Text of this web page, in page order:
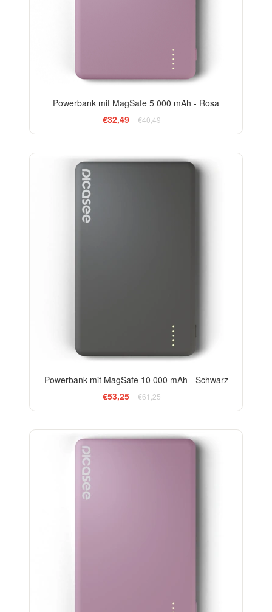
Powerbank mit MagSafe 5 000 mAh - Rosa
€32,49
€40,49
Powerbank mit MagSafe 10 000 mAh - Schwarz
€53,25
€61,25